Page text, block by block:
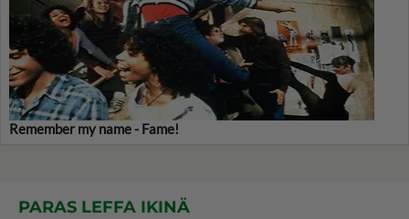
Remember my name - Fame!
PARAS LEFFA IKINÄ